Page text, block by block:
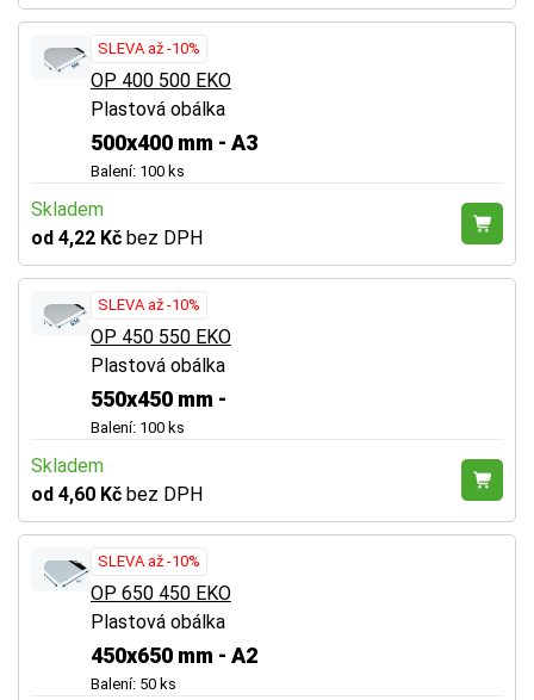
SLEVA až -10%
OP 400 500 EKO
Plastová obálka
500x400 mm - A3
Balení: 100 ks
Skladem
od 4,22 Kč bez DPH
SLEVA až -10%
OP 450 550 EKO
Plastová obálka
550x450 mm -
Balení: 100 ks
Skladem
od 4,60 Kč bez DPH
SLEVA až -10%
OP 650 450 EKO
Plastová obálka
450x650 mm - A2
Balení: 50 ks